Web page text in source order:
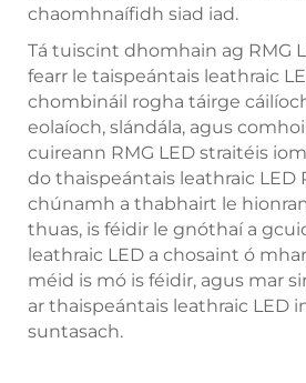
chaomhnaífidh siad iad.
Tá tuiscint dhomhain ag RMG
fearr le taispeántais leathraic
chombináil rogha táirge
eolaíoch, slándála, agus
cuireann RMG LED straitéis
do thaispeántais leathraic LED
chúnamh a thabhairt le
thuas, is féidir le gnóthaí a
leathraic LED a chosaint ó
méid is mó is féidir, agus mar
ar thaispeántais leathraic LED
suntasach.